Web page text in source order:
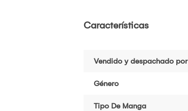
Características
Vendido y despachado por
Género
Tipo De Manga